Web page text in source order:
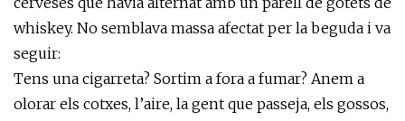
whiskey. No semblava massa afectat per la beguda i va
seguir:
Tens una cigarreta? Sortim a fora a fumar? Anem a
olorar els cotxes, l’aire, la gent que passeja, els gossos,